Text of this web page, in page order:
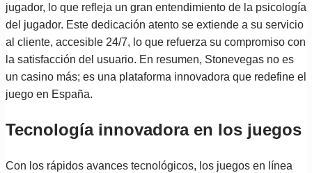
jugador, lo que refleja un gran entendimiento de la psicología
del jugador. Este dedicación atento se extiende a su servicio
al cliente, accesible 24/7, lo que refuerza su compromiso con
la satisfacción del usuario. En resumen, Stonevegas no es
un casino más; es una plataforma innovadora que redefine el
juego en España.
Tecnología innovadora en los juegos
Con los rápidos avances tecnológicos, los juegos en línea